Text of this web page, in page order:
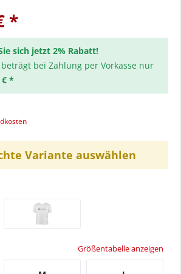
*
sich jetzt 2% Rabatt!
bei Zahlung per Vorkasse nur
€ *
Variante auswählen
Größentabelle anzeigen